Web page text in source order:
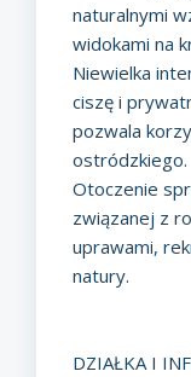
naturalnymi
widokami na
Niewielka
ciszę i
pozwala
ostródzkiego.
Otoczenie
związanej z
uprawami,
natury.
DZIAŁKA I